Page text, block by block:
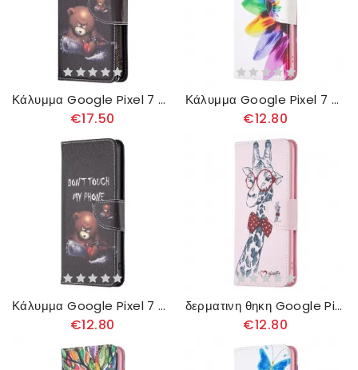
Κάλυμμα Google Pixel 7 πορτοφολι Επικίνδυνο Πορτοφόλι Αρκούδας
€17.50
Κάλυμμα Google Pixel 7 Λουλούδι Ακουαρέλας
€12.80
Κάλυμμα Google Pixel 7 Επικίνδυνη Αρκούδα
€12.80
δερματινη θηκη Google Pixel 7 Εξυπνάδα Καμηλοπάρδαλη
€12.80